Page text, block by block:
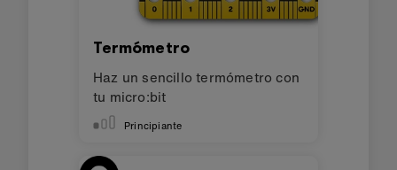
Termómetro
Haz un sencillo termómetro con
tu micro:bit
Principiante